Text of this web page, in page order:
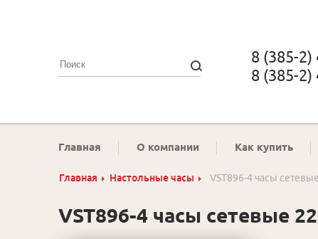
8 (385-2)
8 (385-2)
Главная О компании Как купить
Главная Настольные часы VST896-4 часы
VST896-4 часы сетевые